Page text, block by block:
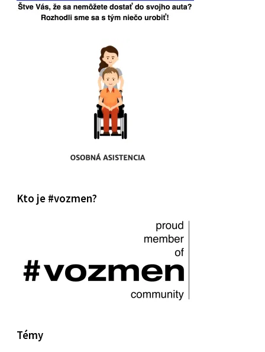
Kto je #vozmen?
Témy